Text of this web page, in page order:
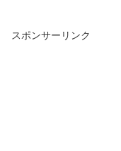
スポンサーリンク